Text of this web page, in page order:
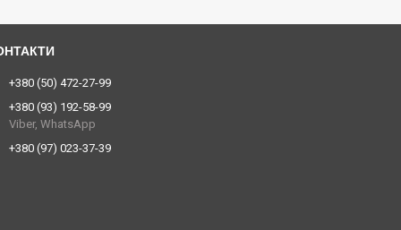
+380 (50) 472-27-99
+380 (93) 192-58-99
Viber, WhatsApp
+380 (97) 023-37-39